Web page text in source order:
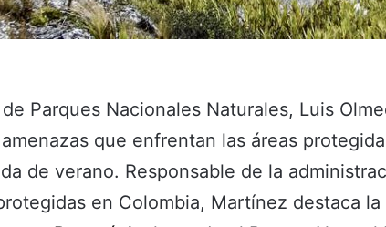
Parques Nacionales Naturales, Luis
que enfrentan las áreas
de verano. Responsable de la
en Colombia, Martínez destaca